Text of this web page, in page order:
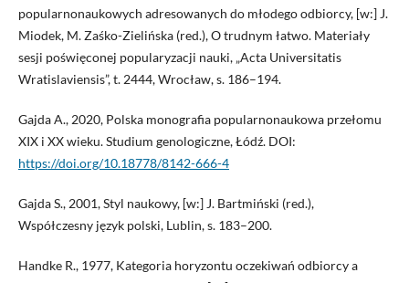
popularnonaukowych adresowanych do młodego odbiorcy, [w:] J.
Miodek, M. Zaśko-Zielińska (red.), O trudnym łatwo. Materiały
sesji poświęconej popularyzacji nauki, „Acta Universitatis
Wratislaviensis”, t. 2444, Wrocław, s. 186–194.
Gajda A., 2020, Polska monografia popularnonaukowa przełomu
XIX i XX wieku. Studium genologiczne, Łódź. DOI:
https://doi.org/10.18778/8142-666-4
Gajda S., 2001, Styl naukowy, [w:] J. Bartmiński (red.),
Współczesny język polski, Lublin, s. 183–200.
Handke R., 1977, Kategoria horyzontu oczekiwań odbiorcy a